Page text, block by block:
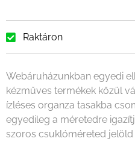
Raktáron
Webáruházunkban egyedi
kézműves termékek közül
ízléses organza tasakba
egyedileg a méretedre
szoros csuklóméreted jelöld